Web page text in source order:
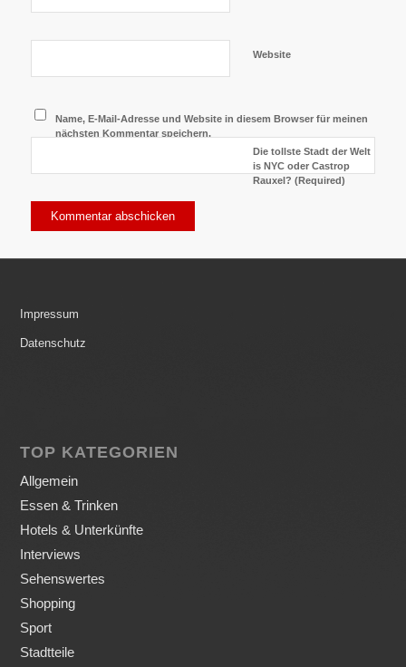
Website
Name, E-Mail-Adresse und Website in diesem Browser für meinen
nächsten Kommentar speichern.
Die tollste Stadt der Welt
is NYC oder Castrop
Rauxel? (Required)
Impressum
Datenschutz
TOP KATEGORIEN
Allgemein
Essen & Trinken
Hotels & Unterkünfte
Interviews
Sehenswertes
Shopping
Sport
Stadtteile